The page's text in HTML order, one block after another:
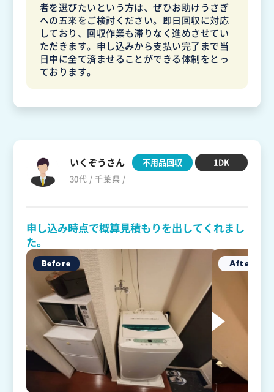
者を選びたいという方は、ぜひお助けうさぎ
への五來をご検討ください。即日回収に対応
しており、回収作業も滞りなく進めさせてい
ただきます。申し込みから支払い完了まで当
日中に全て済ませることができる体制をとっ
ております。
いくぞうさん
30代 / 千葉県 /
不用品回収 1DK
申し込み時点で概算見積もりを出してくれまし
た。